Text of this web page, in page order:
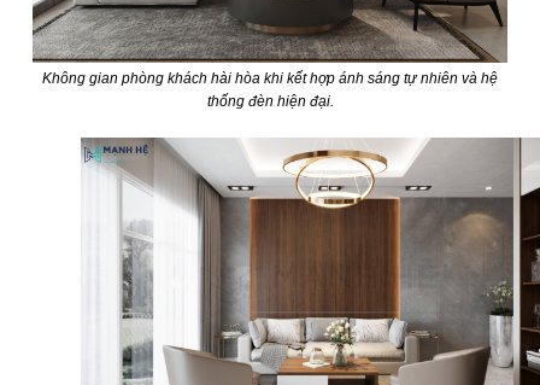
Không gian phòng khách hài hòa khi kết hợp ánh sáng tự nhiên và hệ
thống đèn hiện đại.